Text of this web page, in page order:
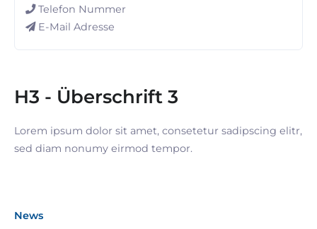
Telefon Nummer
E-Mail Adresse
H3 - Überschrift 3
Lorem ipsum dolor sit amet, consetetur sadipscing elitr,
sed diam nonumy eirmod tempor.
News